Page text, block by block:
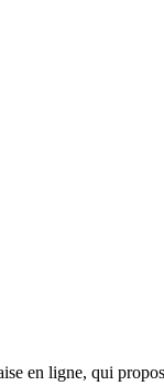
en ligne, qui